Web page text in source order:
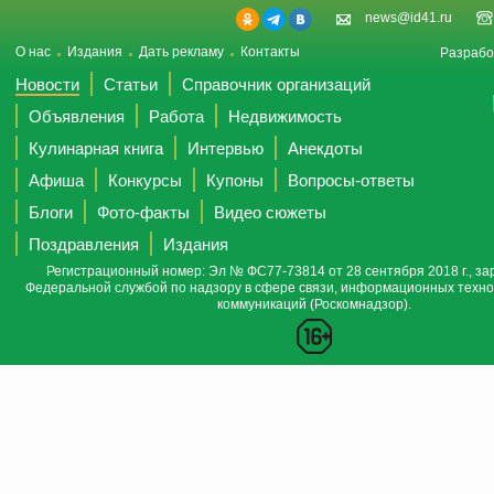
news@id41.ru
О нас Издания Дать рекламу Контакты
Новости Статьи
Справочник организаций
Объявления
Работа
Недвижимость
Кулинарная книга
Интервью
Анекдоты
Афиша
Конкурсы Купоны
Вопросы-ответы
Блоги
Фото-факты
Видео сюжеты
Поздравления
Издания
Регистрационный номер: Эл № ФС77-73814 от 28 сентября 2018 г.,
Федеральной службой по надзору в сфере связи, информационных
коммуникаций (Роскомнадзор).